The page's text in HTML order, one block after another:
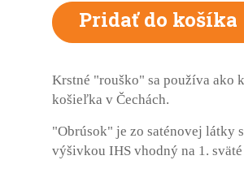
Krstné "rouško" sa používa ako
košieľka v Čechách.
"Obrúsok" je zo saténovej látky
výšivkou IHS vhodný na 1.